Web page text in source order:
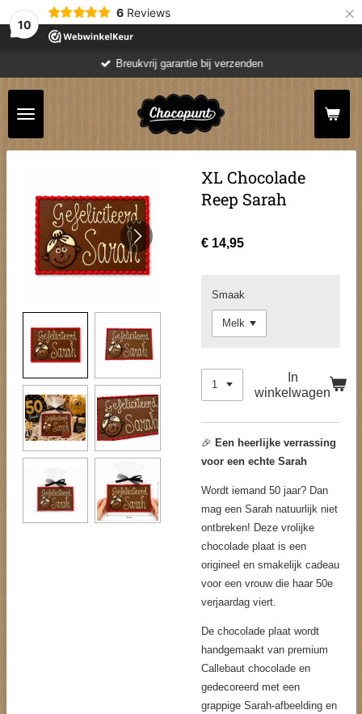
10
6 Reviews ×
Breukvrij garantie bij verzenden
XL Chocolade
Reep Sarah
€ 14,95
Smaak
In
winkelwagen
🎉 Een heerlijke verrassing
voor een echte Sarah
Wordt iemand 50 jaar? Dan
mag een Sarah natuurlijk niet
ontbreken! Deze vrolijke
chocolade plaat is een
origineel en smakelijk cadeau
voor een vrouw die haar 50e
verjaardag viert.
De chocolade plaat wordt
handgemaakt van premium
Callebaut chocolade en
gedecoreerd met een
grappige Sarah-afbeelding en